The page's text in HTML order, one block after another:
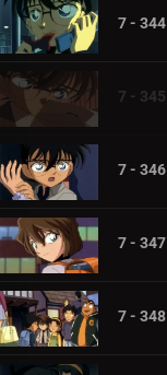
7 - 344
7 - 345
7 - 346
7 - 347
7 - 348